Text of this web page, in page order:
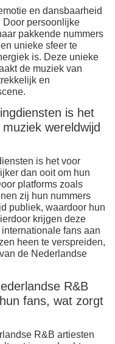
en dansbaarheid
Door persoonlijke
pakkende nummers
unieke sfeer te
is. Deze unieke
de muziek van
en
is het
wereldwijd
is het voor
dan ooit om hun
platforms zoals
zij hun nummers
publiek, waardoor hun
krijgen deze
fans aan
heen te verspreiden,
de Nederlandse
R&B
fans, wat zorgt
R&B artiesten